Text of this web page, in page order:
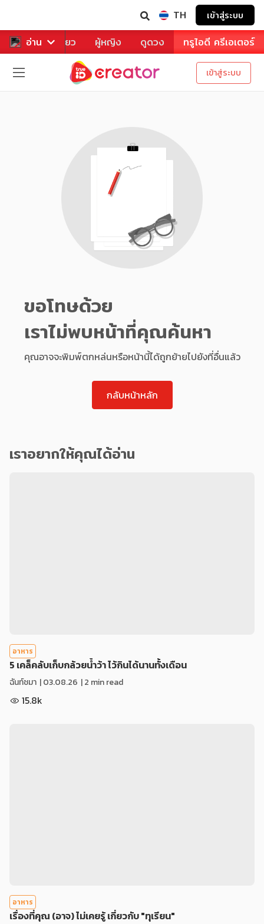
TH เข้าสู่ระบบ
อ่าน
หาร ท่องเที่ยว ผู้หญิง ดูดวง ทรูไอดี ครีเอเตอร์
เข้าสู่ระบบ
ขอโทษด้วย
เราไม่พบหน้าที่คุณค้นหา
คุณอาจจะพิมพ์ตกหล่นหรือหน้านี้ได้ถูกย้ายไปยังที่อื่นแล้ว
กลับหน้าหลัก
เราอยากให้คุณได้อ่าน
อาหาร
5 เคล็คลับเก็บกล้วยน้ำว้า ไว้กินได้นานทั้งเดือน
ฉันท์ชมา |03.08.26 | 2 min read
15.8k
อาหาร
เรื่องที่คุณ (อาจ) ไม่เคยรู้ เกี่ยวกับ "ทุเรียน"